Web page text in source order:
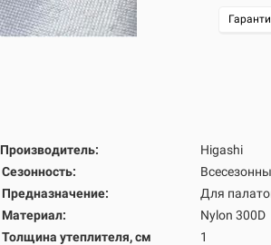
Производитель:
Сезонность:
Предназначение:
Материал:
Толщина утеплителя, см
Higashi
Для
Nylon 300D
1